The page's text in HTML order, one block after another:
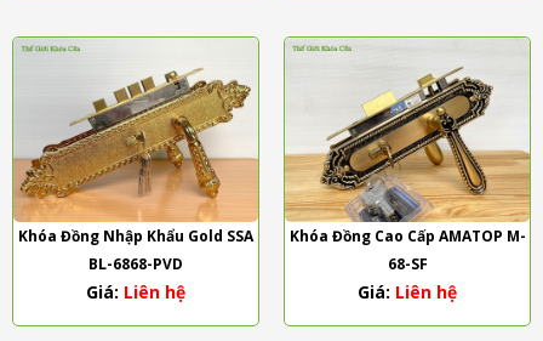
Khóa Đồng Nhập Khẩu Gold SSA
BL-6868-PVD
Giá: Liên hệ
Khóa Đồng Cao Cấp AMATOP M-
68-SF
Giá: Liên hệ